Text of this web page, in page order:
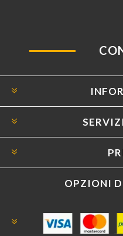
OPZIONI